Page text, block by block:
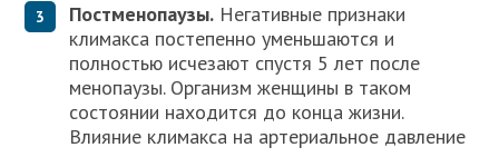
Постменопаузы. Негативные признаки
климакса постепенно уменьшаются и
полностью исчезают спустя 5 лет после
менопаузы. Организм женщины в таком
состоянии находится до конца жизни.
Влияние климакса на артериальное давление